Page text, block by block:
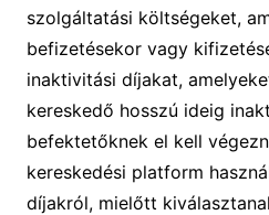
szolgáltatási költségeket,
befizetésekor vagy
inaktivitási díjakat,
kereskedő hosszú ideig
befektetőknek el kell
kereskedési platform
díjakról, mielőtt